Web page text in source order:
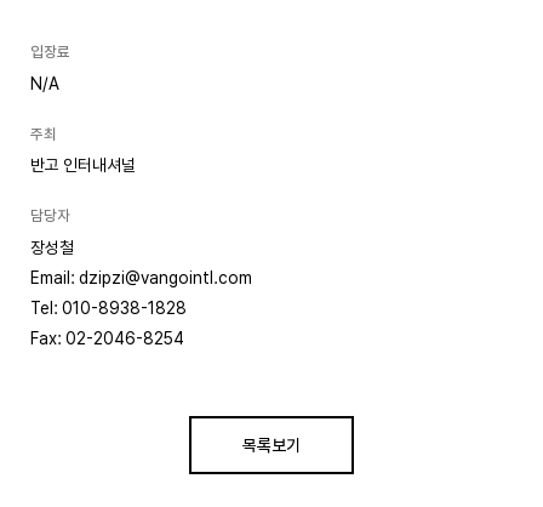
입장료
N/A
주최
반고 인터내셔널
담당자
장성철
Email: dzipzi@vangointl.com
Tel: 010-8938-1828
Fax: 02-2046-8254
목록보기